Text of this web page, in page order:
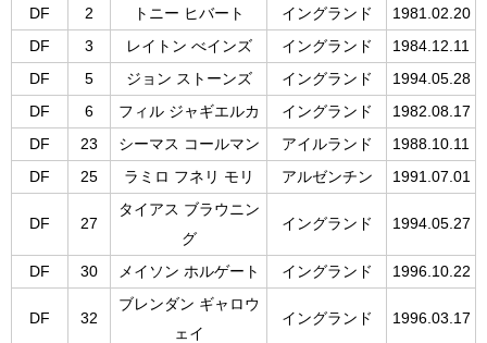
DF 2 トニー ヒバート イングランド
1981.02.20
DF
3 レイトン べインズ イングランド
1984.12.11
DF
5 ジョン ストーンズ イングランド
1994.05.28
DF
6 フィル ジャギエルカ イングランド
1982.08.17
DF
23 シーマス コールマン アイルランド
1988.10.11
DF
25 ラミロ フネリ モリ アルゼンチン 1991.07.01
DF 27
タイアス ブラウニン
グ
イングランド 1994.05.27
DF 30 メイソン ホルゲート イングランド 1996.10.22
DF 32
ブレンダン ギャロウ
ェイ
イングランド 1996.03.17